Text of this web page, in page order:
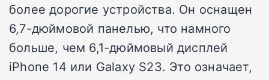
более дорогие устройства. Он оснащен
6,7-дюймовой панелью, что намного
больше, чем 6,1-дюймовый дисплей
iPhone 14 или Galaxy S23. Это означает,